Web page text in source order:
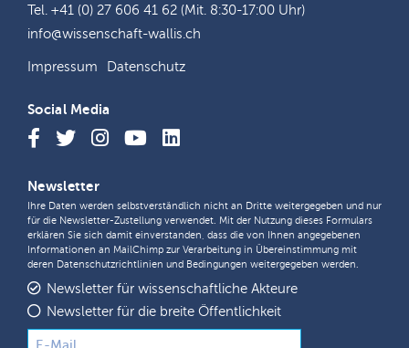
Tel. +41 (0) 27 606 41 62 (Mit. 8:30-17:00 Uhr)
info@wissenschaft-wallis.ch
Impressum Datenschutz
Social Media
Newsletter
Ihre Daten werden selbstverständlich nicht an Dritte weitergegeben und nur
für die Newsletter-Zustellung verwendet. Mit der Nutzung dieses Formulars
erklären Sie sich damit einverstanden, dass die von Ihnen angegebenen
Informationen an MailChimp zur Verarbeitung in Übereinstimmung mit
deren Datenschutzrichtlinien und Bedingungen weitergegeben werden.
Newsletter für wissenschaftliche Akteure
Newsletter für die breite Öffentlichkeit